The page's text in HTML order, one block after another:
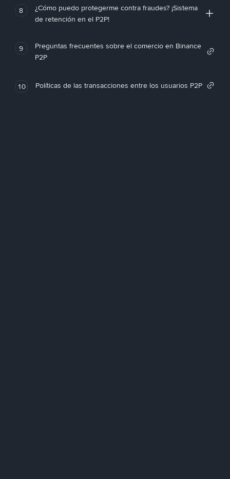
8
¿Cómo puedo protegerme contra fraudes? ¡Sistema
de retención en el P2P!
9
Preguntas frecuentes sobre el comercio en Binance
P2P
10 Políticas de las transacciones entre los usuarios P2P